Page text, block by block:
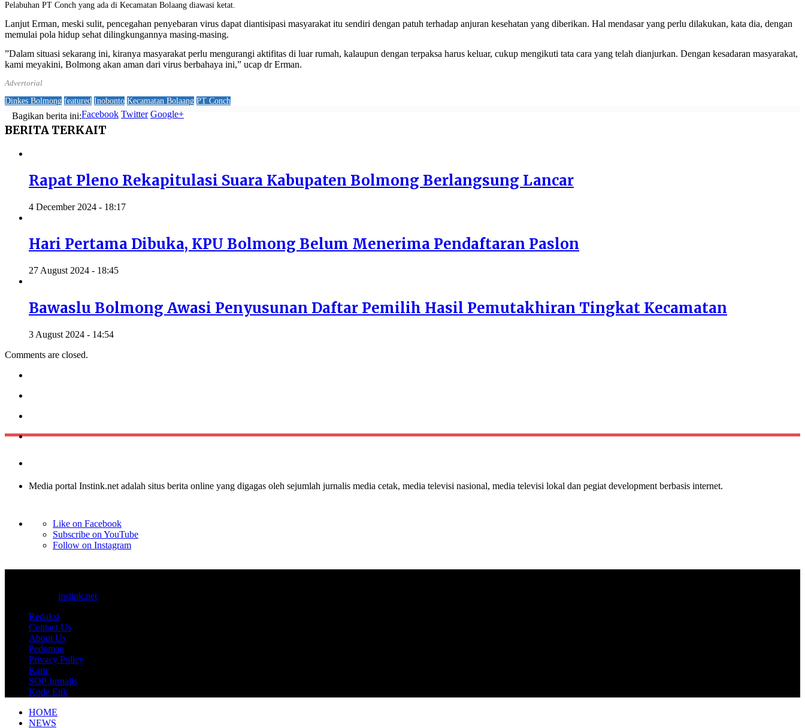
Pelabuhan PT Conch yang ada di Kecamatan Bolaang diawasi ketat.
Lanjut Erman, meski sulit, pencegahan penyebaran virus dapat diantisipasi masyarakat itu sendiri dengan patuh terhadap anjuran kesehatan yang diberikan. Hal mendasar yang perlu dilakukan, kata dia, dengan
memulai pola hidup sehat dilingkungannya masing-masing.
”Dalam situasi sekarang ini, kiranya masyarakat perlu mengurangi aktifitas di luar rumah, kalaupun dengan terpaksa harus keluar, cukup mengikuti tata cara yang telah dianjurkan. Dengan kesadaran masyarakat,
kami meyakini, Bolmong akan aman dari virus berbahaya ini,” ucap dr Erman.
Advertorial
Dinkes Bolmong featured Inobonto Kecamatan Bolaang PT Conch
Bagikan berita ini:Facebook Twitter Google+
BERITA TERKAIT
Rapat Pleno Rekapitulasi Suara Kabupaten Bolmong Berlangsung Lancar
4 December 2024 - 18:17
Hari Pertama Dibuka, KPU Bolmong Belum Menerima Pendaftaran Paslon
27 August 2024 - 18:45
Bawaslu Bolmong Awasi Penyusunan Daftar Pemilih Hasil Pemutakhiran Tingkat Kecamatan
3 August 2024 - 14:54
Comments are closed.
Media portal Instink.net adalah situs berita online yang digagas oleh sejumlah jurnalis media cetak, media televisi nasional, media televisi lokal dan pegiat development berbasis internet.
Like on Facebook
Subscribe on YouTube
Follow on Instagram
instink.net
Redaksi
Contact Us
About Us
Pedoman
Privacy Policy
Karir
SOP Jurnalis
Kode Etik
HOME
NEWS